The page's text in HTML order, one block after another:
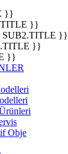
}}
}}
}}
}}
}}
Obje